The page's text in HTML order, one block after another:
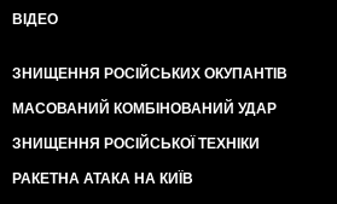
ВІДЕО
ЗНИЩЕННЯ РОСІЙСЬКИХ ОКУПАНТІВ
МАСОВАНИЙ КОМБІНОВАНИЙ УДАР
ЗНИЩЕННЯ РОСІЙСЬКОЇ ТЕХНІКИ
РАКЕТНА АТАКА НА КИЇВ